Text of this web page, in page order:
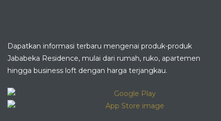
Dapatkan informasi terbaru mengenai produk-produk
Jababeka Residence, mulai dari rumah, ruko, apartemen
hingga business loft dengan harga terjangkau.